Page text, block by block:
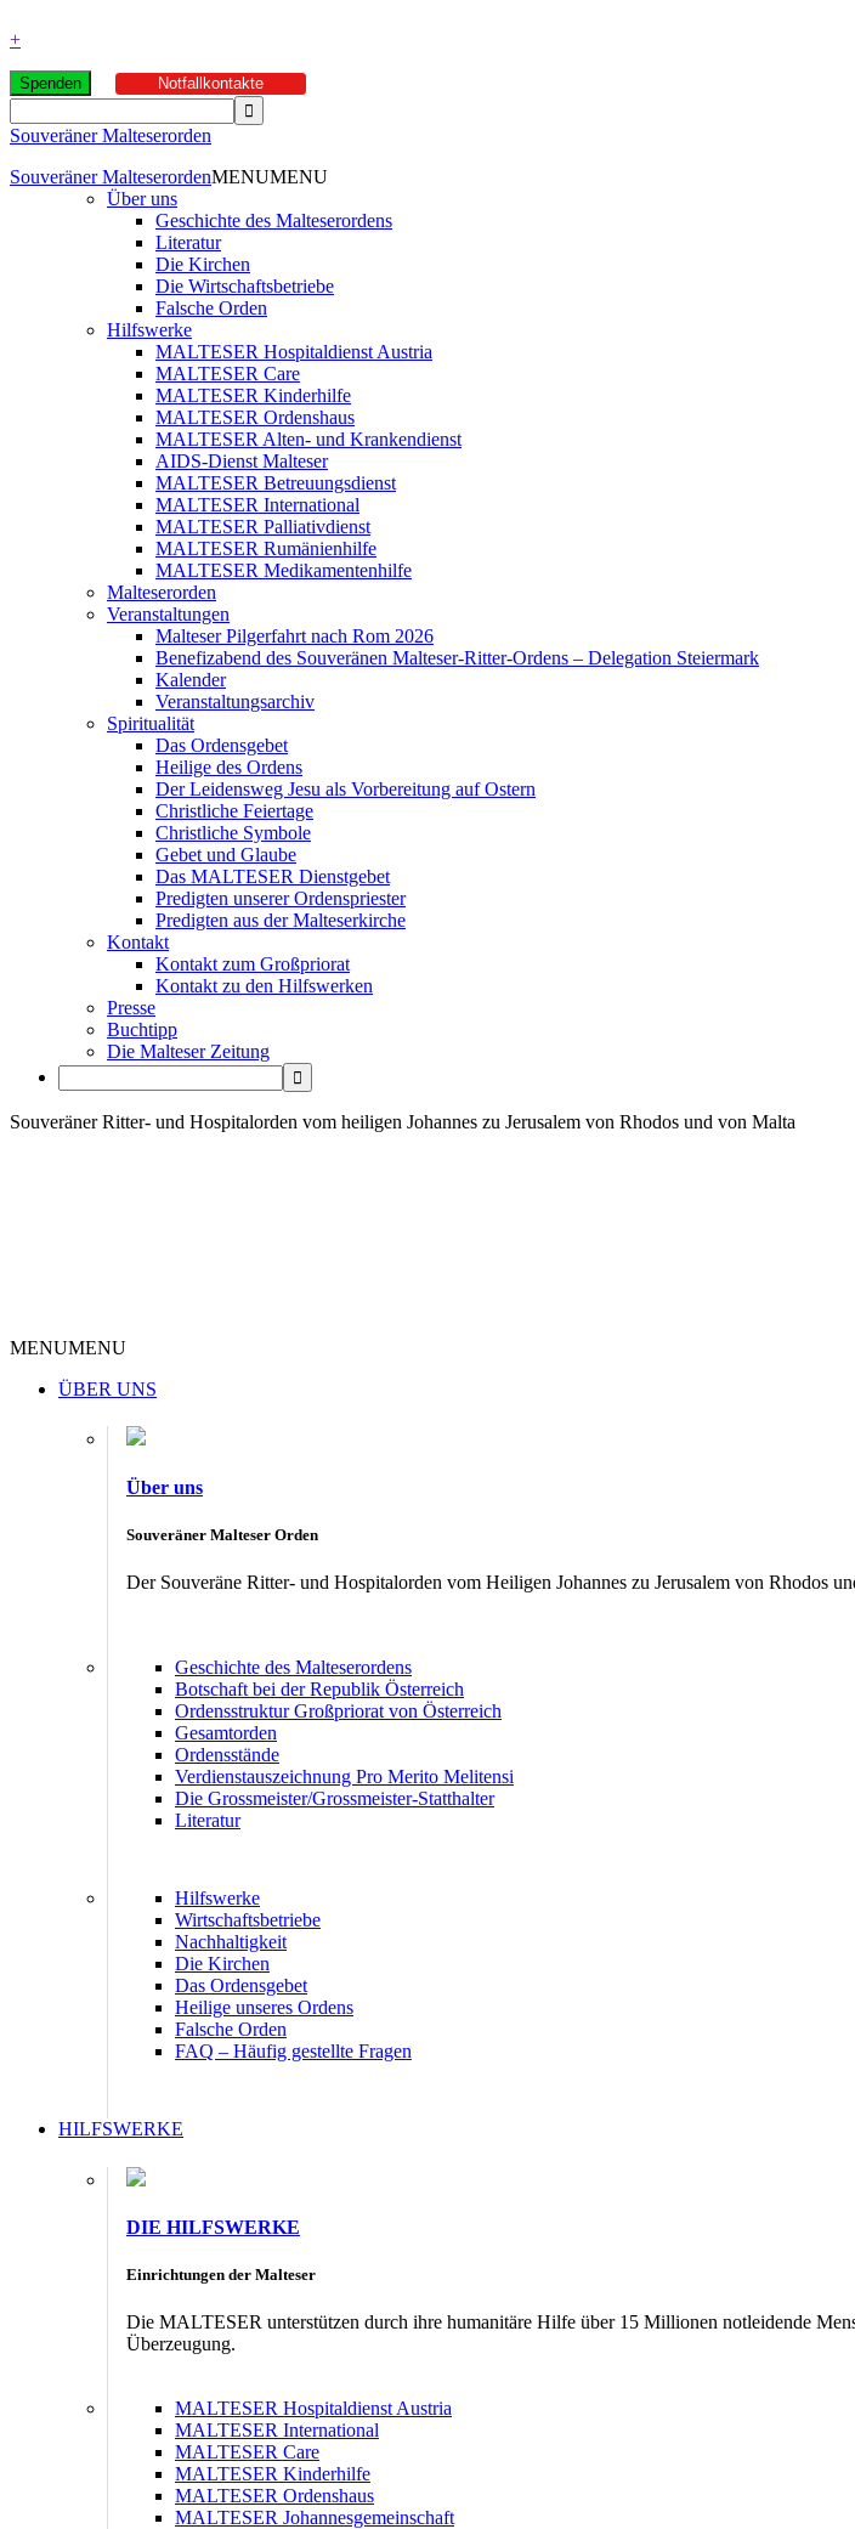
+
Spenden Notfallkontakte
Souveräner Malteserorden
Souveräner MalteserordenMENUMENU
Über uns
Geschichte des Malteserordens
Literatur
Die Kirchen
Die Wirtschaftsbetriebe
Falsche Orden
Hilfswerke
MALTESER Hospitaldienst Austria
MALTESER Care
MALTESER Kinderhilfe
MALTESER Ordenshaus
MALTESER Alten- und Krankendienst
AIDS-Dienst Malteser
MALTESER Betreuungsdienst
MALTESER International
MALTESER Palliativdienst
MALTESER Rumänienhilfe
MALTESER Medikamentenhilfe
Malteserorden
Veranstaltungen
Malteser Pilgerfahrt nach Rom 2026
Benefizabend des Souveränen Malteser-Ritter-Ordens – Delegation Steiermark
Kalender
Veranstaltungsarchiv
Spiritualität
Das Ordensgebet
Heilige des Ordens
Der Leidensweg Jesu als Vorbereitung auf Ostern
Christliche Feiertage
Christliche Symbole
Gebet und Glaube
Das MALTESER Dienstgebet
Predigten unserer Ordenspriester
Predigten aus der Malteserkirche
Kontakt
Kontakt zum Großpriorat
Kontakt zu den Hilfswerken
Presse
Buchtipp
Die Malteser Zeitung
Souveräner Ritter- und Hospitalorden vom heiligen Johannes zu Jerusalem von Rhodos und von Malta
MENUMENU
ÜBER UNS
Über uns
Souveräner Malteser Orden
Der Souveräne Ritter- und Hospitalorden vom Heiligen Johannes zu Jerusalem von Rhodos
Geschichte des Malteserordens
Botschaft bei der Republik Österreich
Ordensstruktur Großpriorat von Österreich
Gesamtorden
Ordensstände
Verdienstauszeichnung Pro Merito Melitensi
Die Grossmeister/Grossmeister-Statthalter
Literatur
Hilfswerke
Wirtschaftsbetriebe
Nachhaltigkeit
Die Kirchen
Das Ordensgebet
Heilige unseres Ordens
Falsche Orden
FAQ – Häufig gestellte Fragen
HILFSWERKE
DIE HILFSWERKE
Einrichtungen der Malteser
Die MALTESER unterstützen durch ihre humanitäre Hilfe über 15 Millionen notleidende
Überzeugung.
MALTESER Hospitaldienst Austria
MALTESER International
MALTESER Care
MALTESER Kinderhilfe
MALTESER Ordenshaus
MALTESER Johannesgemeinschaft